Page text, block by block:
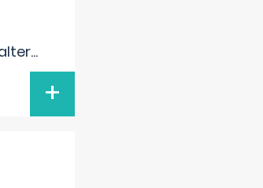
...
+